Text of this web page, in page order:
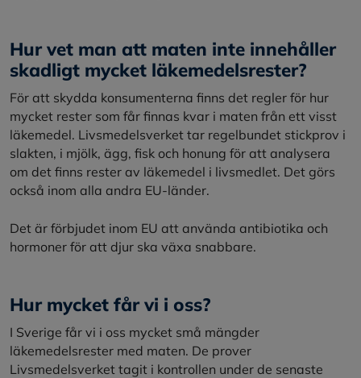
Hur vet man att maten inte innehåller
skadligt mycket läkemedelsrester?
För att skydda konsumenterna finns det regler för hur
mycket rester som får finnas kvar i maten från ett visst
läkemedel. Livsmedelsverket tar regelbundet stickprov i
slakten, i mjölk, ägg, fisk och honung för att analysera
om det finns rester av läkemedel i livsmedlet. Det görs
också inom alla andra EU-länder.
Det är förbjudet inom EU att använda antibiotika och
hormoner för att djur ska växa snabbare.
Hur mycket får vi i oss?
I Sverige får vi i oss mycket små mängder
läkemedelsrester med maten. De prover
Livsmedelsverket tagit i kontrollen under de senaste